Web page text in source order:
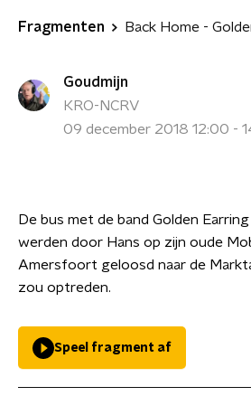
Fragmenten Back Home -
Goudmijn
KRO-NCRV
09 december 2018 12:00 -
De bus met de band Golden
werden door Hans op zijn oude
Amersfoort geloosd naar de
zou optreden.
Speel fragment af